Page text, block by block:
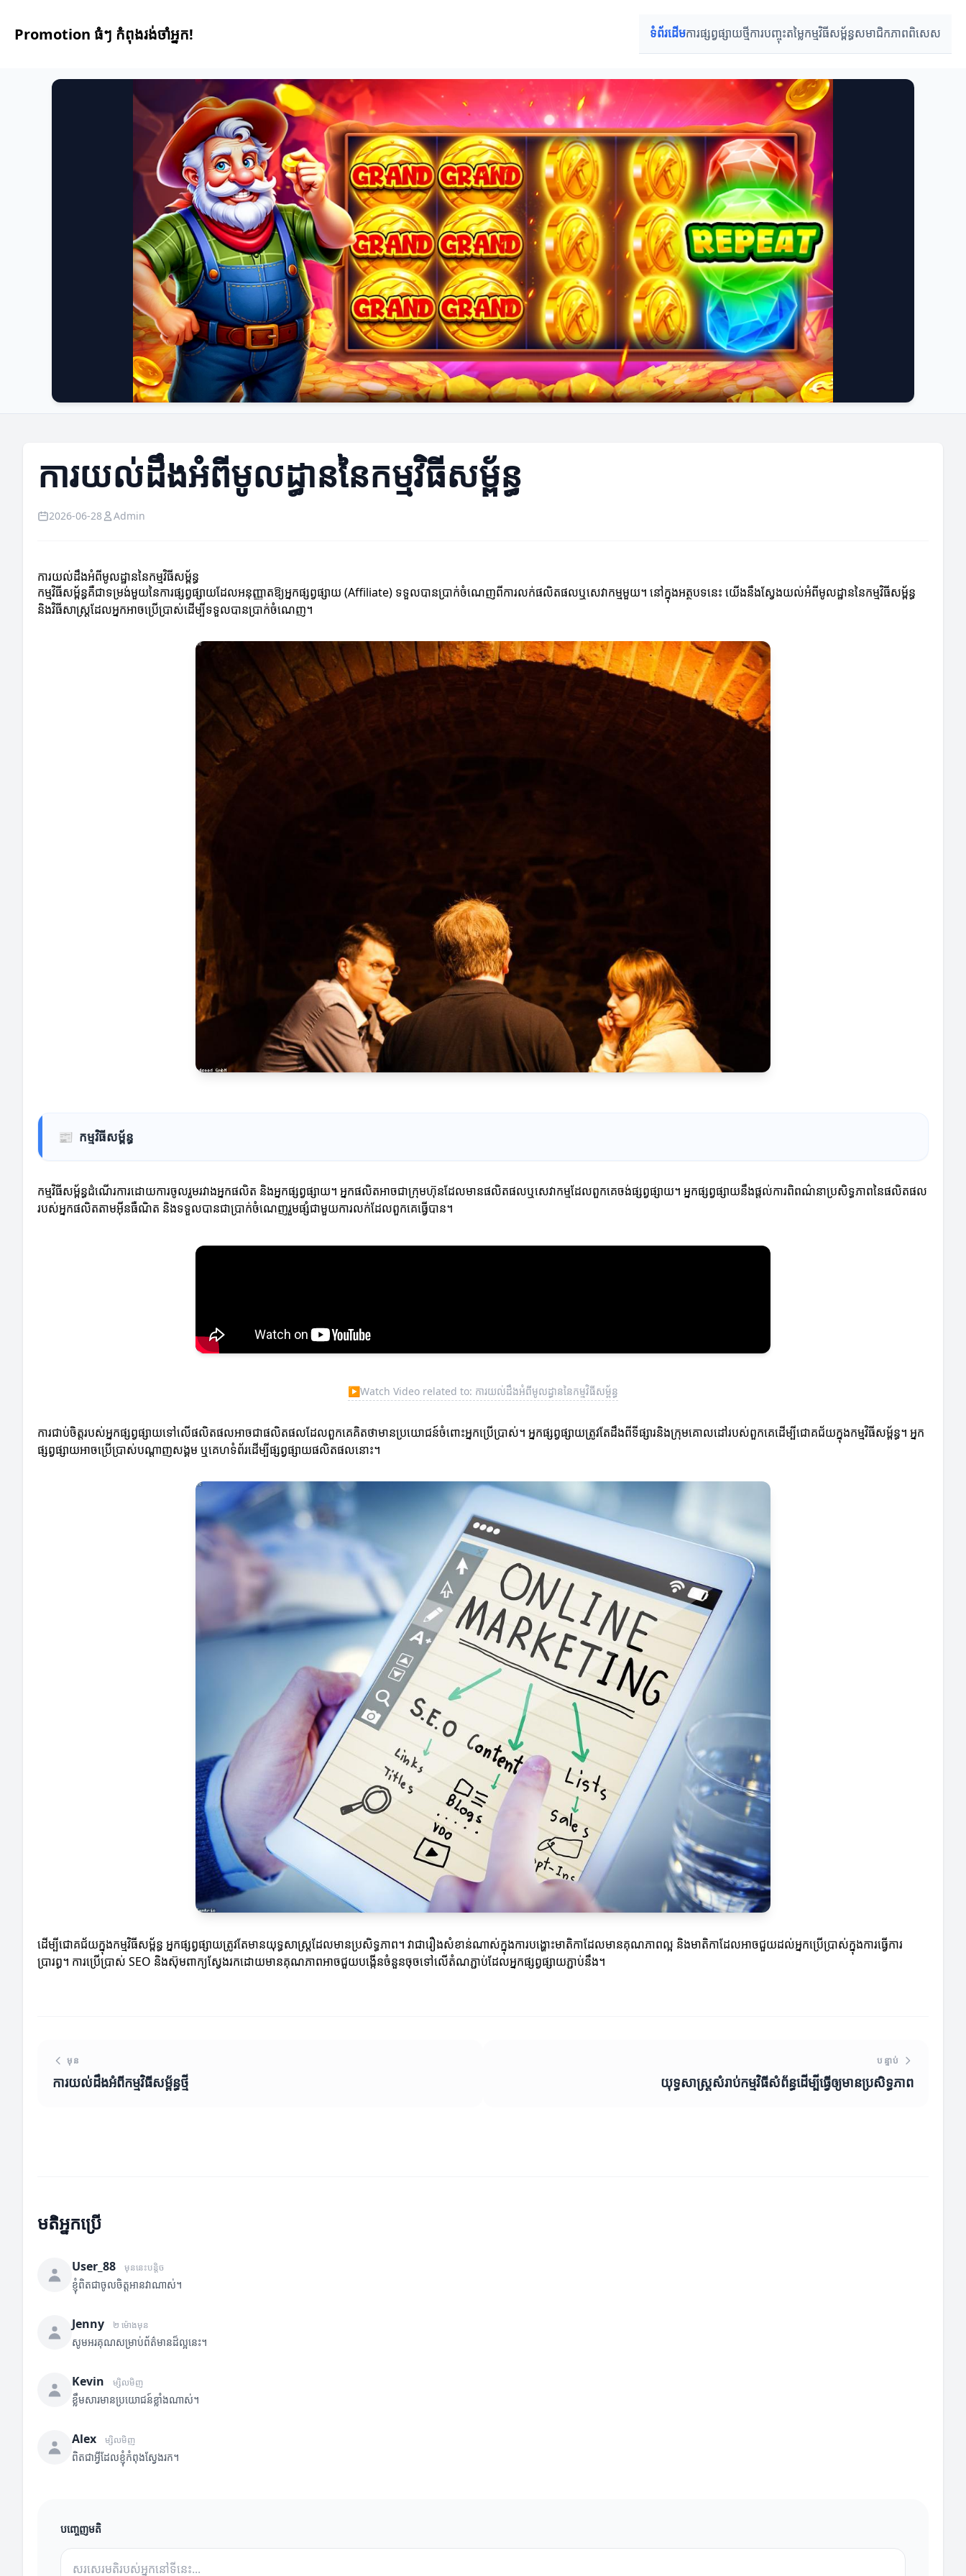
Promotion ធំៗ កំពុងរង់ចាំអ្នក! ទំព័រដើមការផ្សព្វផ្សាយថ្មីការបញ្ចុះតម្លៃកម្មវិធីសម្ព័ន្ធសមាជិកភាពពិសេស
ការយល់ដឹងអំពីមូលដ្ធាននៃកម្មវិធីសម្ព័ន្ធ
2026-06-28 Admin
ការយល់ដឹងអំពីមូលដ្ឋាននៃកម្មវិធីសម្ព័ន្ធ
កម្មវិធីសម្ព័ន្ធគឺជាទម្រង់មួយនៃការផ្សព្វផ្សាយដែលអនុញ្ញាតឱ្យអ្នកផ្សព្វផ្សាយ (Affiliate) ទទួលបានប្រាក់ចំណេញពីការលក់ផលិតផលឬសេវាកម្មមួយ។ នៅក្នុងអត្ថបទនេះ យើងនឹងស្វែងយល់អំពីមូលដ្ឋាននៃកម្មវិធីសម្ព័ន្ធ
និងវិធីសាស្ត្រដែលអ្នកអាចប្រើប្រាស់ដើម្បីទទួលបានប្រាក់ចំណេញ។
📰 កម្មវិធីសម្ព័ន្ធ
កម្មវិធីសម្ព័ន្ធដំណើរការដោយការចូលរួមរវាងអ្នកផលិត និងអ្នកផ្សព្វផ្សាយ។ អ្នកផលិតអាចជាក្រុមហ៊ុនដែលមានផលិតផលឬសេវាកម្មដែលពួកគេចង់ផ្សព្វផ្សាយ។ អ្នកផ្សព្វផ្សាយនឹងផ្តល់ការពិពណ៌នាប្រសិទ្ធភាពនៃផលិតផល
របស់អ្នកផលិតតាមអ៊ីនធឺណិត និងទទួលបានជាប្រាក់ចំណេញរួមផ្សំជាមួយការលក់ដែលពួកគេធ្វើបាន។
▶Watch Video related to: ការយល់ដឹងអំពីមូលដ្ធាននៃកម្មវិធីសម្ព័ន្ធ
ការជាប់ចិត្តរបស់អ្នកផ្សព្វផ្សាយទៅលើផលិតផលអាចជាផលិតផលដែលពួកគេគិតថាមានប្រយោជន៍ចំពោះអ្នកប្រើប្រាស់។ អ្នកផ្សព្វផ្សាយត្រូវតែដឹងពីទីផ្សារនិងក្រុមគោលដៅរបស់ពួកគេដើម្បីជោគជ័យក្នុងកម្មវិធីសម្ព័ន្ធ។ អ្នក
ផ្សព្វផ្សាយអាចប្រើប្រាស់បណ្តាញសង្គម ឬគេហទំព័រដើម្បីផ្សព្វផ្សាយផលិតផលនោះ។
ដើម្បីជោគជ័យក្នុងកម្មវិធីសម្ព័ន្ធ អ្នកផ្សព្វផ្សាយត្រូវតែមានយុទ្ធសាស្ត្រដែលមានប្រសិទ្ធភាព។ វាជារឿងសំខាន់ណាស់ក្នុងការបង្ហោះមាតិកាដែលមានគុណភាពល្អ និងមាតិកាដែលអាចជួយដល់អ្នកប្រើប្រាស់ក្នុងការធ្វើការ
ប្រារព្ធ។ ការប្រើប្រាស់ SEO និងស៊ុមពាក្យស្វែងរកដោយមានគុណភាពអាចជួយបង្កើនចំនួនចុចទៅលើតំណភ្ជាប់ដែលអ្នកផ្សព្វផ្សាយភ្ជាប់នឹង។
មុន
ការយល់ដឹងអំពីកម្មវិធីសម្ព័ន្ធថ្មី
បន្ទាប់
យុទ្ធសាស្ត្រសំរាប់កម្មវិធីសំព័ន្ធដើម្បីធ្វើឲ្យមានប្រសិទ្ធភាព
មតិអ្នកប្រើ
User_88 មុននេះបន្តិច
ខ្ញុំពិតជាចូលចិត្តអានវាណាស់។
Jenny ២ ម៉ោងមុន
សូមអរគុណសម្រាប់ព័ត៌មានដ៏ល្អនេះ។
Kevin ម្សិលមិញ
ខ្លឹមសារមានប្រយោជន៍ខ្លាំងណាស់។
Alex ម្សិលមិញ
ពិតជាអ្វីដែលខ្ញុំកំពុងស្វែងរក។
បញ្ចេញមតិ